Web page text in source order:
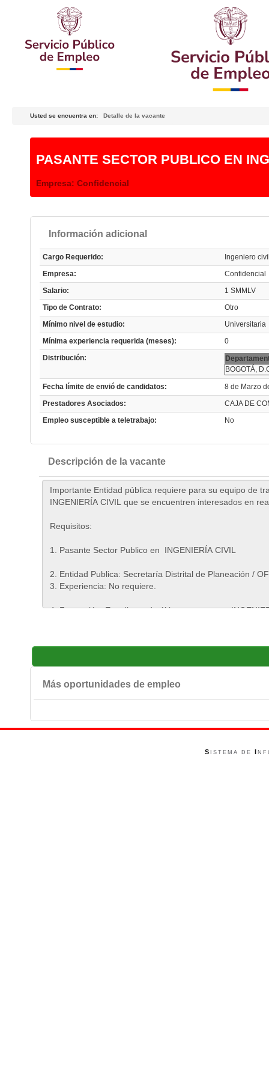
Usted se encuentra en: Detalle de la vacante
PASANTE SECTOR PUBLICO EN
Empresa: Confidencial
Información adicional
Cargo Requerido:
Ingeniero
Empresa:
Confidencial
Salario:
1 SMMLV
Tipo de Contrato:
Otro
Mínimo nivel de estudio:
Universitaria
Mínima experiencia requerida (meses):
0
Distribución:
BOGOTÁ,
Fecha límite de envió de candidatos:
8 de Marzo
Prestadores Asociados:
CAJA DE
Empleo susceptible a teletrabajo:
No
Descripción de la vacante
Más oportunidades de empleo
S ISTEMA DE I